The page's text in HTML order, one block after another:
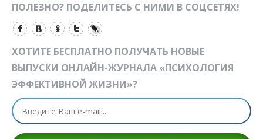
ПОЛЕЗНО? ПОДЕЛИТЕСЬ С НИМИ В СОЦСЕТЯХ!
ХОТИТЕ БЕСПЛАТНО ПОЛУЧАТЬ НОВЫЕ
ВЫПУСКИ ОНЛАЙН-ЖУРНАЛА «ПСИХОЛОГИЯ
ЭФФЕКТИВНОЙ ЖИЗНИ»?